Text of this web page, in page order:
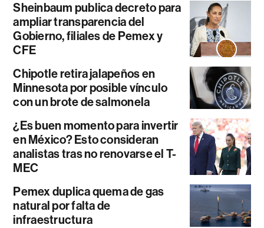
Sheinbaum publica decreto para
ampliar transparencia del
Gobierno, filiales de Pemex y
CFE
Chipotle retira jalapeños en
Minnesota por posible vínculo
con un brote de salmonela
¿Es buen momento para invertir
en México? Esto consideran
analistas tras no renovarse el T-
MEC
Pemex duplica quema de gas
natural por falta de
infraestructura